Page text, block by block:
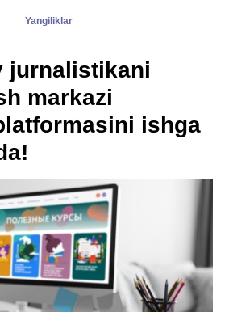
Yangiliklar
jurnalistikani
markazi
ishga